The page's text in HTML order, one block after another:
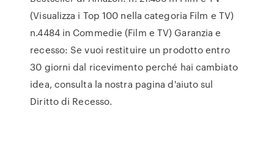
(Visualizza i Top 100 nella categoria Film e TV)
n.4484 in Commedie (Film e TV) Garanzia e
recesso: Se vuoi restituire un prodotto entro
30 giorni dal ricevimento perché hai cambiato
idea, consulta la nostra pagina d'aiuto sul
Diritto di Recesso.